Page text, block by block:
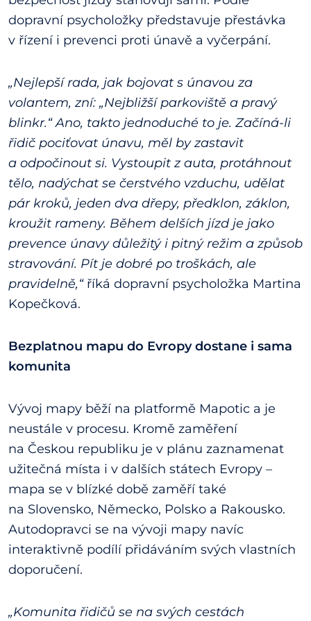
dopravní psycholožky představuje přestávka
v řízení i prevenci proti únavě a vyčerpání.
„Nejlepší rada, jak bojovat s únavou za
volantem, zní: „Nejbližší parkoviště a pravý
blinkr.“ Ano, takto jednoduché to je. Začíná-li
řidič pociťovat únavu, měl by zastavit
a odpočinout si. Vystoupit z auta, protáhnout
tělo, nadýchat se čerstvého vzduchu, udělat
pár kroků, jeden dva dřepy, předklon, záklon,
kroužit rameny. Během delších jízd je jako
prevence únavy důležitý i pitný režim a způsob
stravování. Pít je dobré po troškách, ale
pravidelně,“říká dopravní psycholožka Martina
Kopečková.
Bezplatnou mapu do Evropy dostane i sama
komunita
Vývoj mapy běží na platformě Mapotic a je
neustále v procesu. Kromě zaměření
na Českou republiku je v plánu zaznamenat
užitečná místa i v dalších státech Evropy –
mapa se v blízké době zaměří také
na Slovensko, Německo, Polsko a Rakousko.
Autodopravci se na vývoji mapy navíc
interaktivně podílí přidáváním svých vlastních
doporučení.
„Komunita řidičů se na svých cestách